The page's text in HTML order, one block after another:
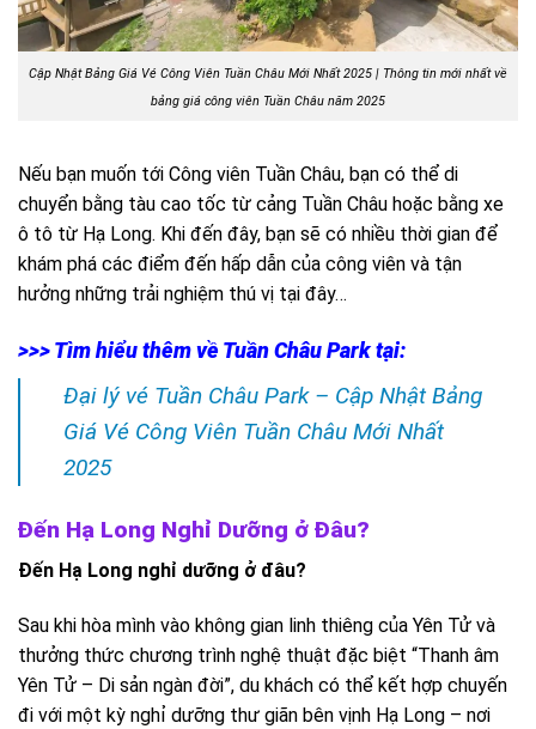
Cập Nhật Bảng Giá Vé Công Viên Tuần Châu Mới Nhất 2025 | Thông tin mới nhất về
bảng giá công viên Tuần Châu năm 2025
Nếu bạn muốn tới Công viên Tuần Châu, bạn có thể di
chuyển bằng tàu cao tốc từ cảng Tuần Châu hoặc bằng xe
ô tô từ Hạ Long. Khi đến đây, bạn sẽ có nhiều thời gian để
khám phá các điểm đến hấp dẫn của công viên và tận
hưởng những trải nghiệm thú vị tại đây…
>>> Tìm hiểu thêm về Tuần Châu Park tại:
Đại lý vé Tuần Châu Park – Cập Nhật Bảng
Giá Vé Công Viên Tuần Châu Mới Nhất
2025
Đến Hạ Long Nghỉ Dưỡng ở Đâu?
Đến Hạ Long nghỉ dưỡng ở đâu?
Sau khi hòa mình vào không gian linh thiêng của Yên Tử và
thưởng thức chương trình nghệ thuật đặc biệt “Thanh âm
Yên Tử – Di sản ngàn đời”, du khách có thể kết hợp chuyến
đi với một kỳ nghỉ dưỡng thư giãn bên vịnh Hạ Long – nơi